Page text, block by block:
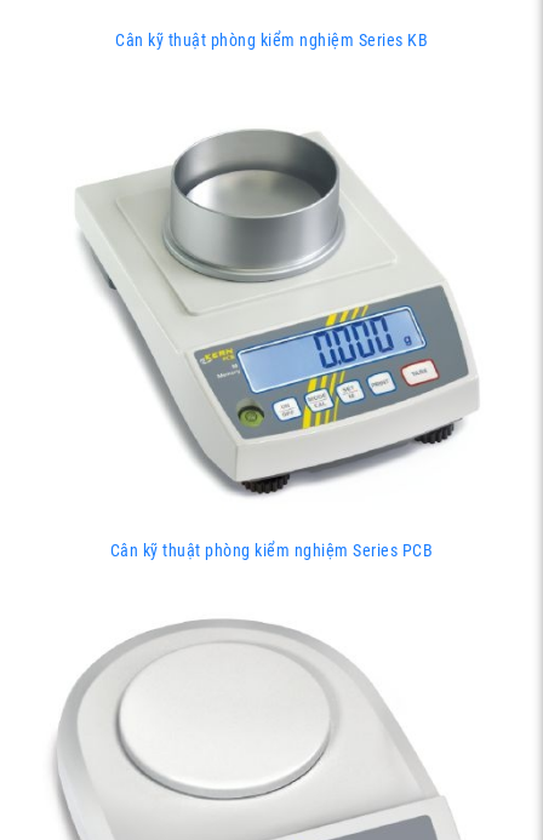
Cân kỹ thuật phòng kiểm nghiệm Series KB
Cân kỹ thuật phòng kiểm nghiệm Series PCB